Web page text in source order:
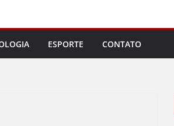
ESPORTE CONTATO